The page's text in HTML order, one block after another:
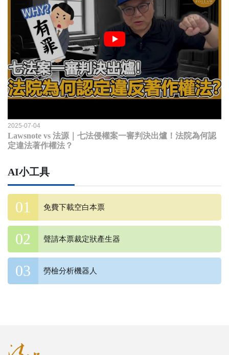
2025-07-04
Lawsnote vs 法源｜七法侵權案一審判決出爐！法院為何認
定違法著作權法？
AI小工具
免費下載空白本票
聲請本票裁定狀產生器
勞檢分析機器人